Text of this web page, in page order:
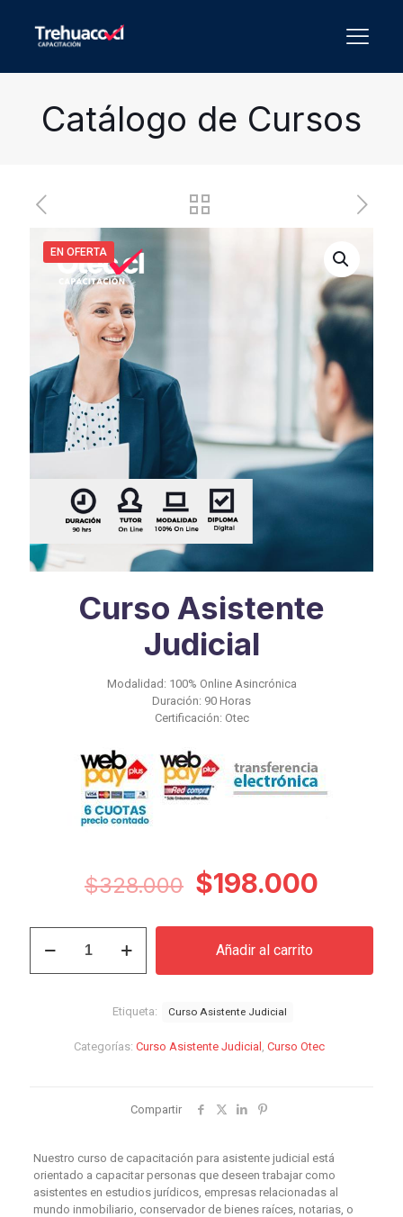
Catálogo de Cursos
EN OFERTA
Curso Asistente
Judicial
Modalidad: 100% Online Asincrónica
Duración: 90 Horas
Certificación: Otec
$328.000 El
original
era:
$198.000
actual
Asistente
Añadir al carrito
Categorías: Curso Asistente Judicial Curso Otec
Etiqueta: Curso Asistente Judicial
Compartir
Nuestro curso de capacitación para asistente judicial está
orientado a capacitar personas que deseen trabajar como
asistentes en estudios jurídicos, empresas relacionadas al
mundo inmobiliario, conservador de bienes raíces, notarias, o